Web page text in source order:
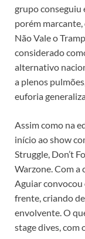
grupo conseguiu
porém
Não Vale o
considerado
alternativo
a plenos
euforia
Assim como na
início ao show
Struggle, Don’t
Warzone. Com a
Aguiar
frente, criando
envolvente. O
stage dives, com